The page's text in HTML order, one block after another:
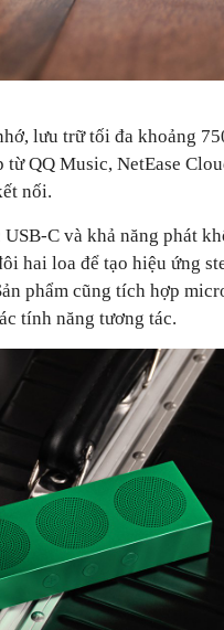
lưu trữ tối đa khoảng
QQ Music, NetEase
nối.
C và khả năng phát
hai loa để tạo hiệu ứng
phẩm cũng tích hợp
tính năng tương tác.